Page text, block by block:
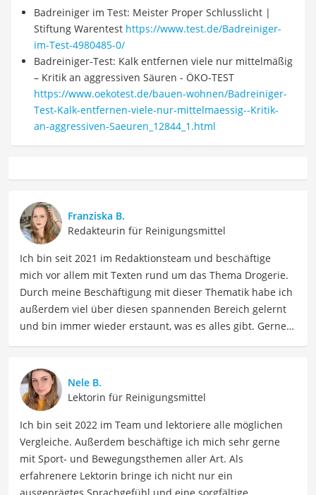
Badreiniger im Test: Meister Proper Schlusslicht |
Stiftung Warentest https://www.test.de/Badreiniger-
im-Test-4980485-0/
Badreiniger-Test: Kalk entfernen viele nur mittelmäßig
– Kritik an aggressiven Säuren - ÖKO-TEST
https://www.oekotest.de/bauen-wohnen/Badreiniger-
Test-Kalk-entfernen-viele-nur-mittelmaessig--Kritik-
an-aggressiven-Saeuren_12844_1.html
Franziska B.
Redakteurin für Reinigungsmittel
Ich bin seit 2021 im Redaktionsteam und beschäftige
mich vor allem mit Texten rund um das Thema Drogerie.
Durch meine Beschäftigung mit dieser Thematik habe ich
außerdem viel über diesen spannenden Bereich gelernt
und bin immer wieder erstaunt, was es alles gibt. Gerne
über Beauty- sowie Pflegeprodukte, Gesundheitsartikel,
Haushaltswaren und vieles mehr. Meine Beiträge
umfassen Produktvergleiche, Tipps, Trends und
Empfehlungen, um Lesern dabei zu helfen, die besten
Produkte für ihre Bedürfnisse zu finden sowie sowohl ihre
Schönheits- als auch Pflegeroutine zu optimieren.
Der Antikalk-Spray-Vergleich ist aus unserer Sicht
Nele B.
Lektorin für Reinigungsmittel
Ich bin seit 2022 im Team und lektoriere alle möglichen
Vergleiche. Außerdem beschäftige ich mich sehr gerne
mit Sport- und Bewegungsthemen aller Art. Als
erfahrenere Lektorin bringe ich nicht nur ein